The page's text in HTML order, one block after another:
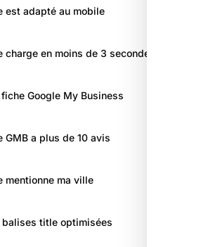
est adapté au mobile
charge en moins de 3 secondes
Google My Business
GMB a plus de 10 avis
mentionne ma ville
title optimisées